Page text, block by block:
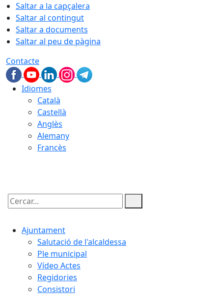
Saltar a la capçalera
Saltar al contingut
Saltar a documents
Saltar al peu de pàgina
Contacte
Idiomes
Català
Castellà
Anglès
Alemany
Francès
Cercar:
Ajuntament
Salutació de l'alcaldessa
Ple municipal
Vídeo Actes
Regidories
Consistori